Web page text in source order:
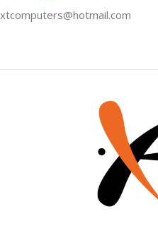
xtcomputers@hotmail.com